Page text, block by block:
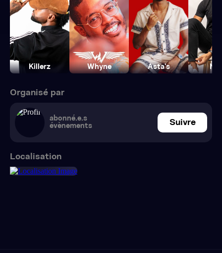
Killerz Whyne Asta’s
Organisé par
abonné.e.s
évènements
Suivre
Localisation